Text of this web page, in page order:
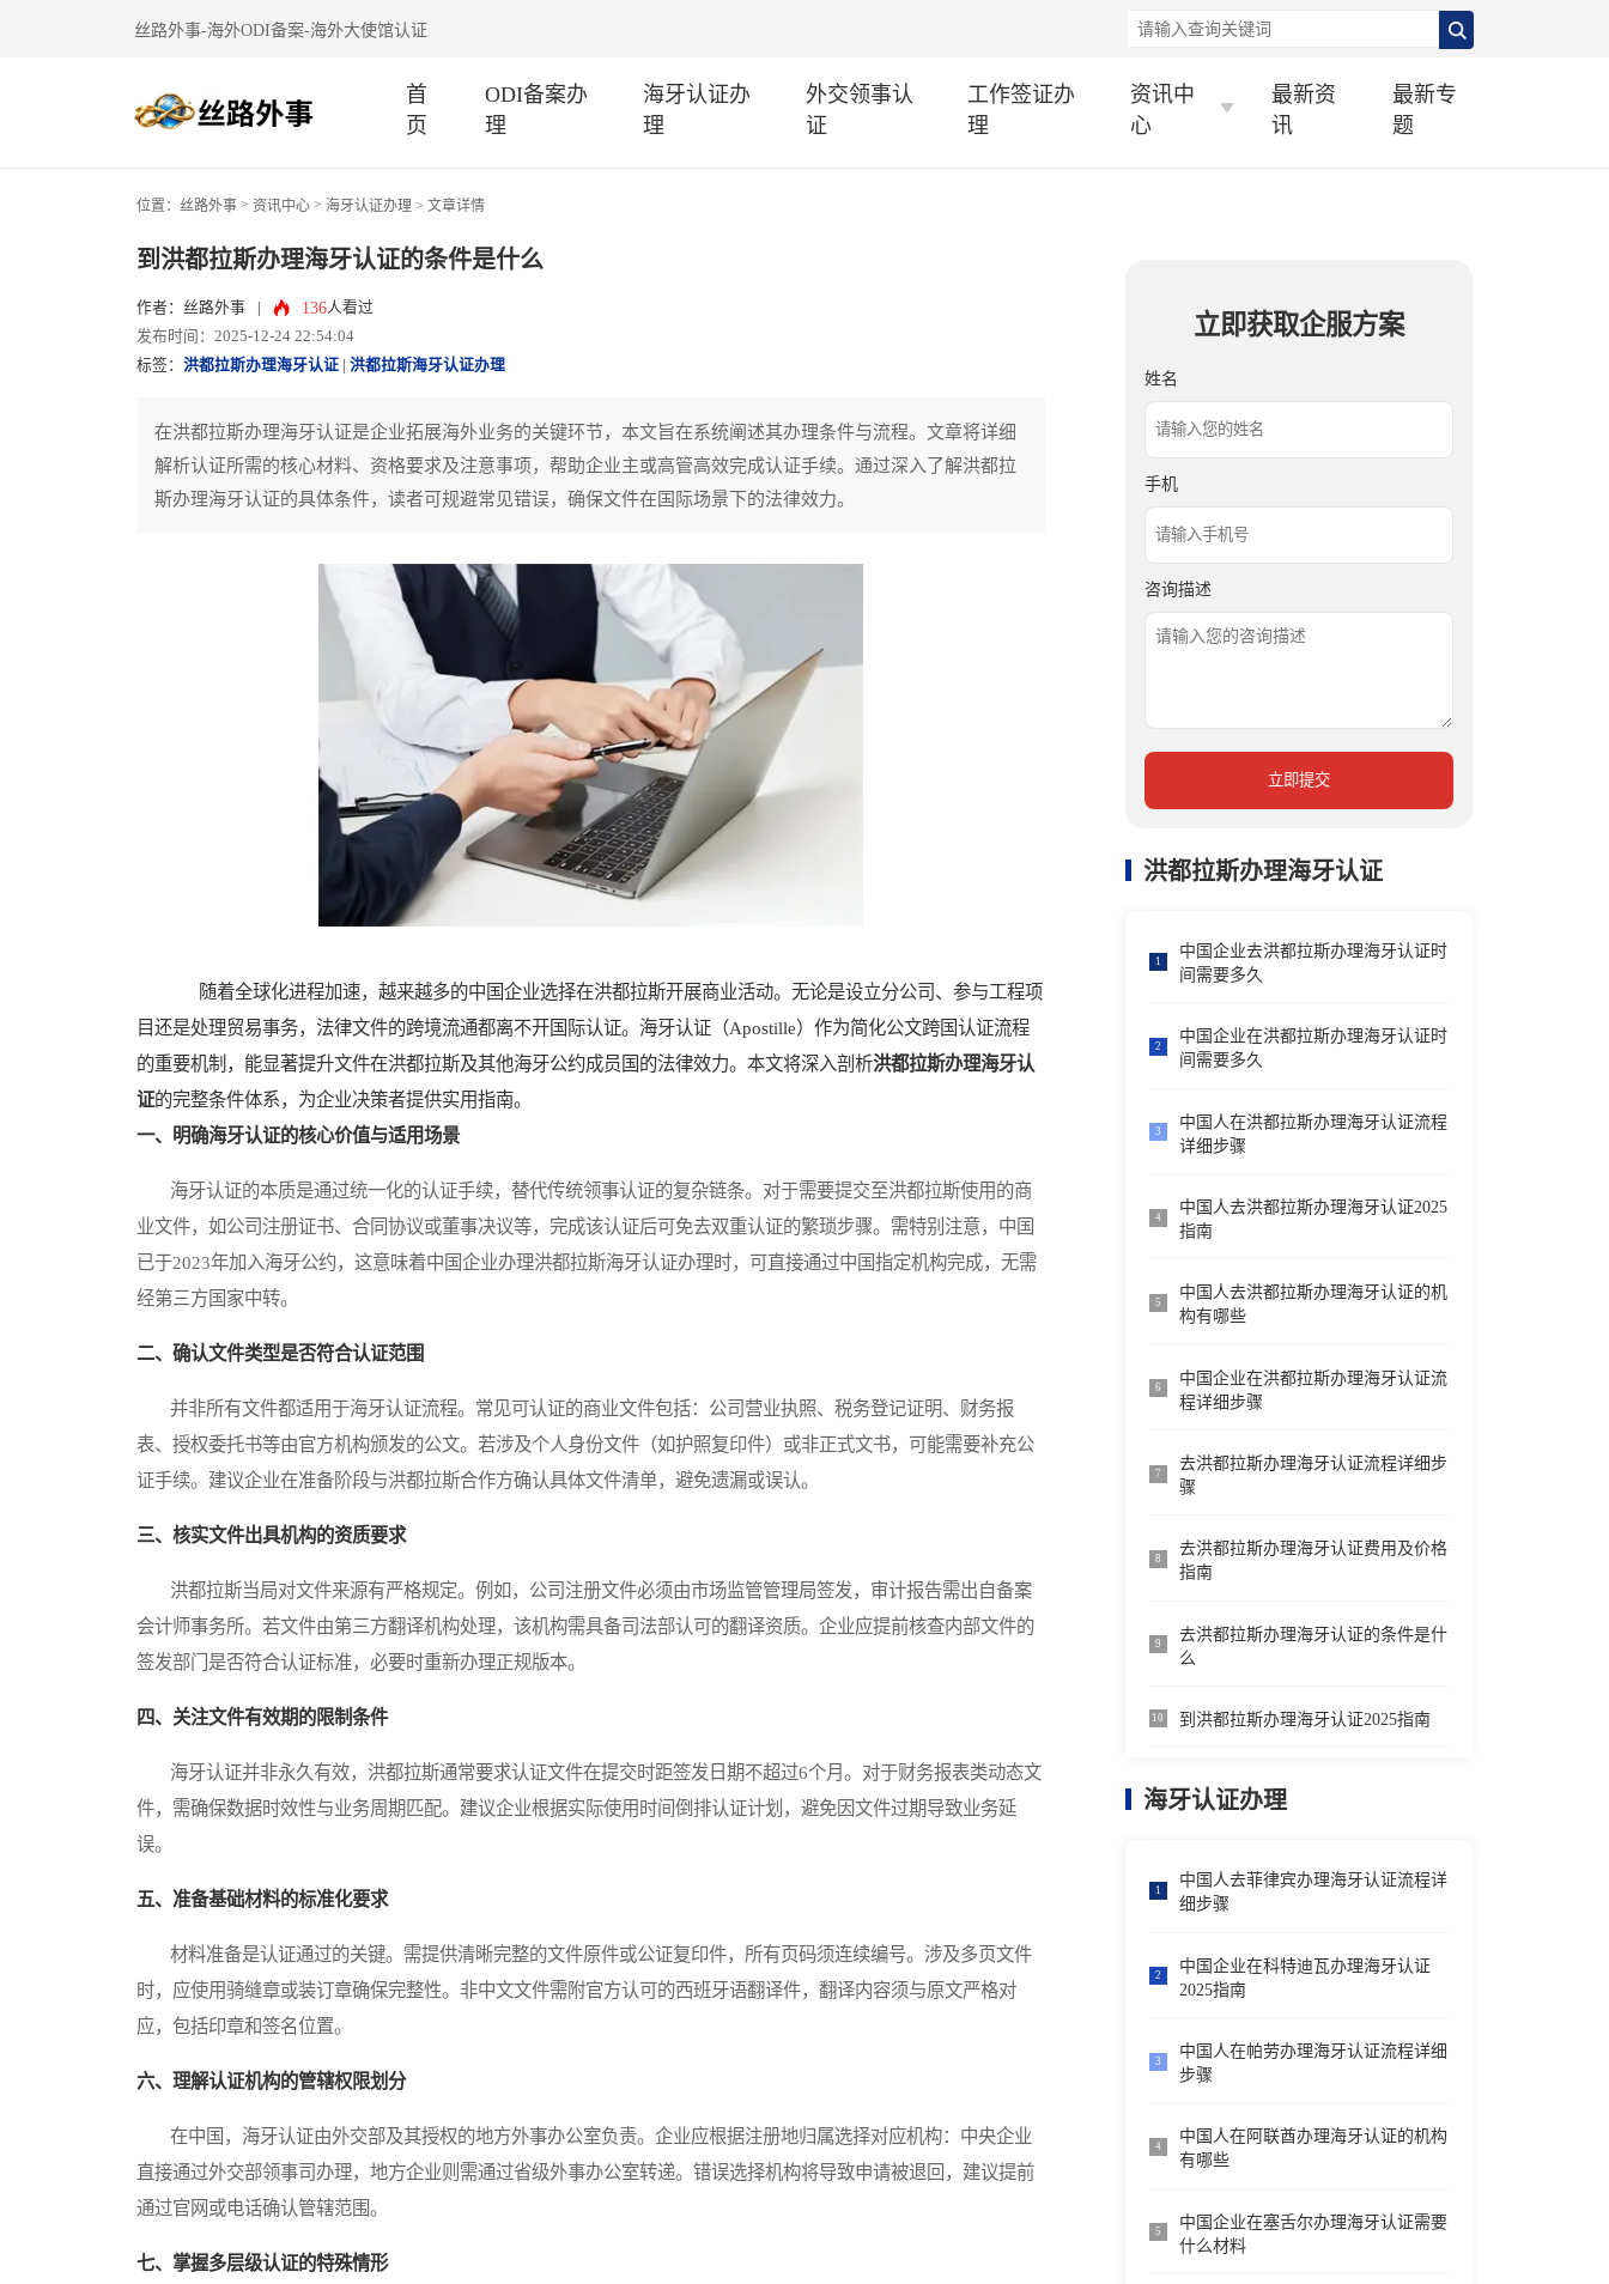
丝路外事-海外ODI备案-海外大使馆认证
首
页
ODI备案办
理
海牙认证办
理
外交领事认
证
工作签证办
理
资讯中
心
最新资
讯
最新专
题
位置： 丝路外事 > 资讯中心 > 海牙认证办理 > 文章详情
到洪都拉斯办理海牙认证的条件是什么
作者：丝路外事 136人看过
发布时间：2025-12-24 22:54:04
标签： 洪都拉斯办理海牙认证 洪都拉斯海牙认证办理
在洪都拉斯办理海牙认证是企业拓展海外业务的关键环节，本文旨在系统阐述其办理条件与流程。文章将详细
解析认证所需的核心材料、资格要求及注意事项，帮助企业主或高管高效完成认证手续。通过深入了解洪都拉
斯办理海牙认证的具体条件，读者可规避常见错误，确保文件在国际场景下的法律效力。
随着全球化进程加速，越来越多的中国企业选择在洪都拉斯开展商业活动。无论是设立分公司、参与工程项
目还是处理贸易事务，法律文件的跨境流通都离不开国际认证。海牙认证（Apostille）作为简化公文跨国认证流程
的重要机制，能显著提升文件在洪都拉斯及其他海牙公约成员国的法律效力。本文将深入剖析洪都拉斯办理海牙认
证的完整条件体系，为企业决策者提供实用指南。
一、明确海牙认证的核心价值与适用场景
海牙认证的本质是通过统一化的认证手续，替代传统领事认证的复杂链条。对于需要提交至洪都拉斯使用的商
业文件，如公司注册证书、合同协议或董事决议等，完成该认证后可免去双重认证的繁琐步骤。需特别注意，中国
已于2023年加入海牙公约，这意味着中国企业办理洪都拉斯海牙认证办理时，可直接通过中国指定机构完成，无需
经第三方国家中转。
二、确认文件类型是否符合认证范围
并非所有文件都适用于海牙认证流程。常见可认证的商业文件包括：公司营业执照、税务登记证明、财务报
表、授权委托书等由官方机构颁发的公文。若涉及个人身份文件（如护照复印件）或非正式文书，可能需要补充公
证手续。建议企业在准备阶段与洪都拉斯合作方确认具体文件清单，避免遗漏或误认。
三、核实文件出具机构的资质要求
洪都拉斯当局对文件来源有严格规定。例如，公司注册文件必须由市场监管管理局签发，审计报告需出自备案
会计师事务所。若文件由第三方翻译机构处理，该机构需具备司法部认可的翻译资质。企业应提前核查内部文件的
签发部门是否符合认证标准，必要时重新办理正规版本。
四、关注文件有效期的限制条件
海牙认证并非永久有效，洪都拉斯通常要求认证文件在提交时距签发日期不超过6个月。对于财务报表类动态文
件，需确保数据时效性与业务周期匹配。建议企业根据实际使用时间倒排认证计划，避免因文件过期导致业务延
误。
五、准备基础材料的标准化要求
材料准备是认证通过的关键。需提供清晰完整的文件原件或公证复印件，所有页码须连续编号。涉及多页文件
时，应使用骑缝章或装订章确保完整性。非中文文件需附官方认可的西班牙语翻译件，翻译内容须与原文严格对
应，包括印章和签名位置。
六、理解认证机构的管辖权限划分
在中国，海牙认证由外交部及其授权的地方外事办公室负责。企业应根据注册地归属选择对应机构：中央企业
直接通过外交部领事司办理，地方企业则需通过省级外事办公室转递。错误选择机构将导致申请被退回，建议提前
通过官网或电话确认管辖范围。
七、掌握多层级认证的特殊情形
立即获取企服方案
姓名
手机
咨询描述
立即提交
洪都拉斯办理海牙认证
1
中国企业去洪都拉斯办理海牙认证时
间需要多久
2
中国企业在洪都拉斯办理海牙认证时
间需要多久
3
中国人在洪都拉斯办理海牙认证流程
详细步骤
4
中国人去洪都拉斯办理海牙认证2025
指南
5
中国人去洪都拉斯办理海牙认证的机
构有哪些
6
中国企业在洪都拉斯办理海牙认证流
程详细步骤
7
去洪都拉斯办理海牙认证流程详细步
骤
8
去洪都拉斯办理海牙认证费用及价格
指南
9
去洪都拉斯办理海牙认证的条件是什
么
10 到洪都拉斯办理海牙认证2025指南
海牙认证办理
1
中国人去菲律宾办理海牙认证流程详
细步骤
2
中国企业在科特迪瓦办理海牙认证
2025指南
3
中国人在帕劳办理海牙认证流程详细
步骤
4
中国人在阿联酋办理海牙认证的机构
有哪些
5
中国企业在塞舌尔办理海牙认证需要
什么材料